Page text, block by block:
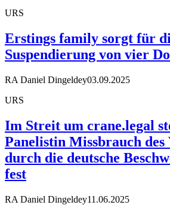
URS
Erstings family sorgt für
Suspendierung von vier
RA Daniel Dingeldey03.09.2025
URS
Im Streit um crane.legal
Panelistin Missbrauch des
durch die deutsche
fest
RA Daniel Dingeldey11.06.2025